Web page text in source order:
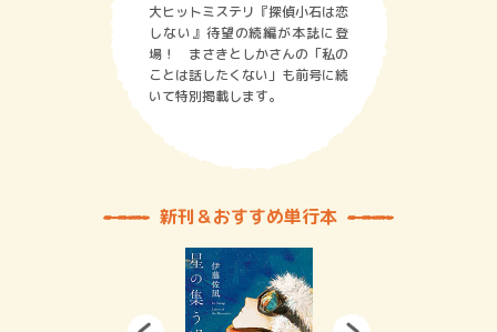
大ヒットミステリ『探偵小石は恋
しない』待望の続編が本誌に登
場！ まさきとしかさんの「私の
ことは話したくない」も前号に続
いて特別掲載します。
新刊＆おすすめ単行本